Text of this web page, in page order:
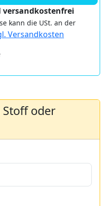
versandkostenfrei
kann die USt. an der
Versandkosten
Stoff oder